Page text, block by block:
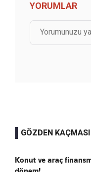
YORUMLAR
GÖZDEN
Konut ve araç